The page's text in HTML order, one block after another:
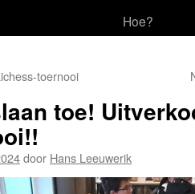
Hoe?
toernooi
toe!
door Hans Leeuwerik